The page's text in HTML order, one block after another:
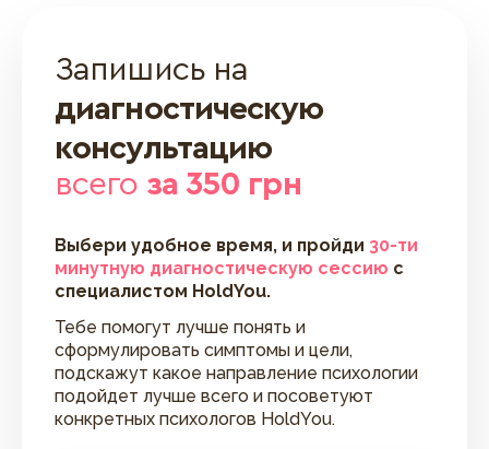
Запишись на
диагностическую
консультацию
всего за 350 грн
Выбери удобное время, и пройди 30-ти
минутную диагностическую сессию с
специалистом HoldYou.
Тебе помогут лучше понять и
сформулировать симптомы и цели,
подскажут какое направление психологии
подойдет лучше всего и посоветуют
конкретных психологов HoldYou.